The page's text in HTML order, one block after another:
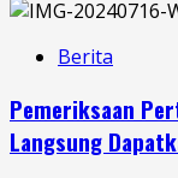
Berita
Pemeriksaan
Langsung